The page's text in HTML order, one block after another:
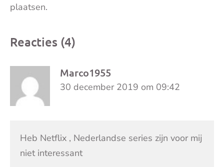
plaatsen.
Reacties (4)
Marco1955
30 december 2019 om 09:42
Heb Netflix , Nederlandse series zijn voor mij
niet interessant